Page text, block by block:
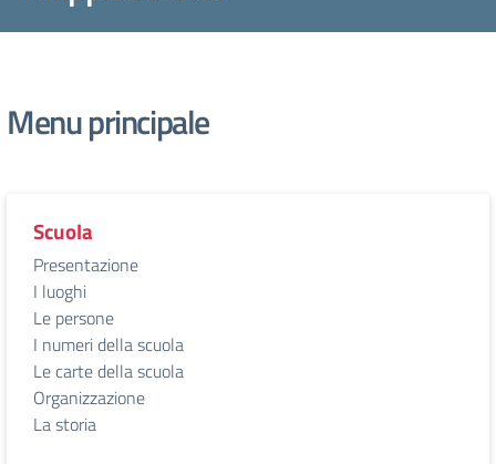
Menu principale
Scuola
Presentazione
I luoghi
Le persone
I numeri della scuola
Le carte della scuola
Organizzazione
La storia